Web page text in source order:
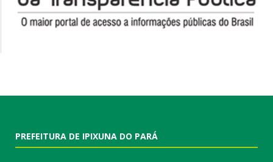
PREFEITURA DE IPIXUNA DO PARÁ